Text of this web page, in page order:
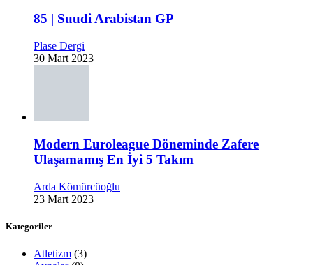
85 | Suudi Arabistan GP
Plase Dergi
30 Mart 2023
Modern Euroleague Döneminde Zafere
Ulaşamamış En İyi 5 Takım
Arda Kömürcüoğlu
23 Mart 2023
Kategoriler
Atletizm (3)